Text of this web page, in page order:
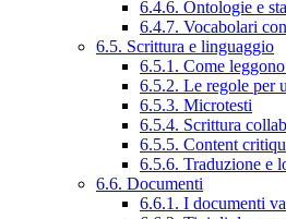
6.4.6. Ontologie e
6.4.7. Vocabolari
6.5. Scrittura e linguaggio
6.5.1. Come
6.5.2. Le regole per
6.5.3. Microtesti
6.5.4. Scrittura
6.5.5. Content
6.5.6. Traduzione e
6.6. Documenti
6.6.1. I documenti